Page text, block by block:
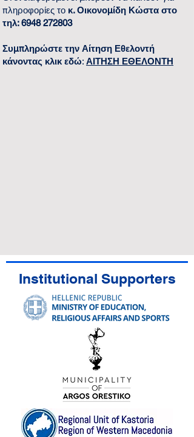
πληροφορίες το κ. Οικονομίδη Κώστα στο
τηλ:6948 272803
Συμπληρώστε την Αίτηση Εθελοντή
κάνοντας κλικ εδώ: ΑΙΤΗΣΗ ΕΘΕΛΟΝΤΗ
Institutional Supporters